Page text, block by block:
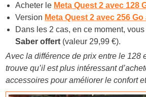
Acheter le Meta Quest 2 avec 128
Version Meta Quest 2 avec 256 Go
Dans les 2 cas, en ce moment,
Saber offert (valeur 29,99 €).
Avec la différence de prix entre le 128
trouve qu’il est plus intéressant
accessoires pour améliorer le confort